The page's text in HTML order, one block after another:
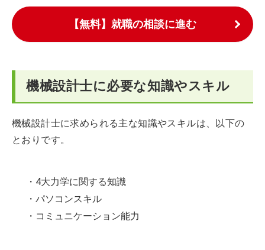
【無料】就職の相談に進む
機械設計士に必要な知識やスキル
機械設計士に求められる主な知識やスキルは、以下の
とおりです。
・4大力学に関する知識
・パソコンスキル
・コミュニケーション能力